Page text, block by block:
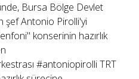
Bursa Bölge Devlet
şef Antonio Pirolli'yi
konserinin hazırlık
#antoniopirolli TRT